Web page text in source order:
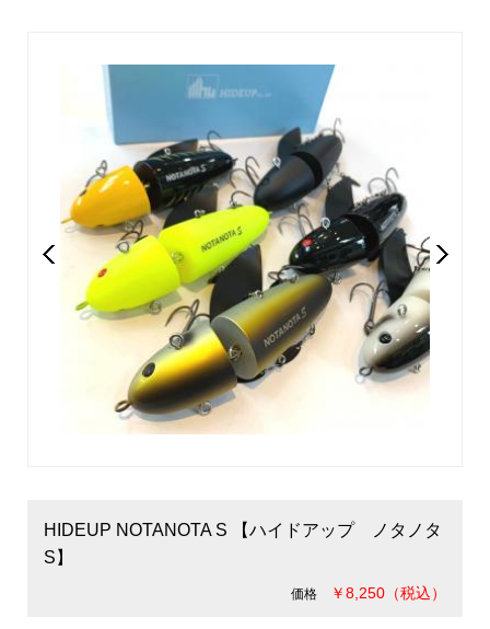
HIDEUP NOTANOTA S 【ハイドアップ ノタノタ
S】
価格 ￥8,250（税込）